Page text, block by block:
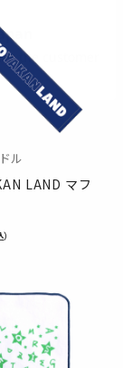
ル
LAND マフ